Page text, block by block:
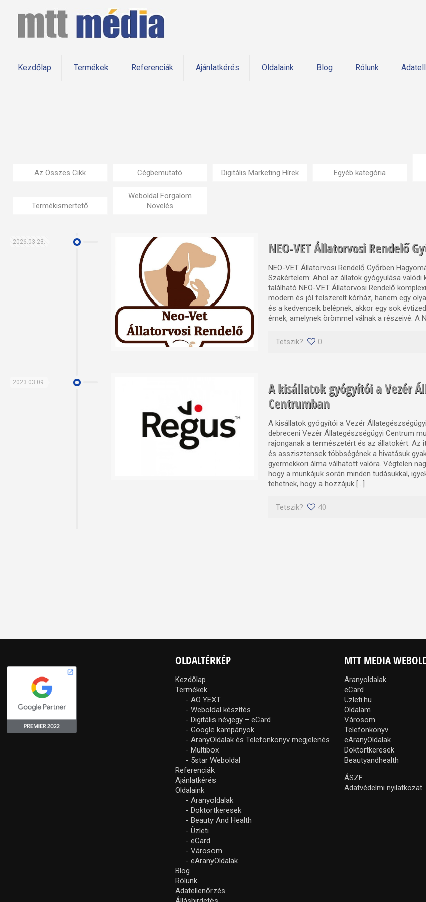
Kezdőlap Termékek Referenciák Ajánlatkérés Oldalaink Blog Rólunk
Az Összes Cikk Cégbemutató Digitális Marketing Hírek Egyéb kategória
Termékismertető
Weboldal Forgalom
Növelés
2026.03.23. NEO-VET Állatorvosi Rendelő
NEO-VET Állatorvosi Rendelő Győrben
Szakértelem: Ahol az állatok gyógyulása valódi
található NEO-VET Állatorvosi Rendelő
modern és jól felszerelt kórház, hanem egy
és a kedvenceik belépnek, akkor egy sok
érnek, amelynek örömmel válnak a részeivé. A
Tetszik? 0
2023.03.09.
A kisállatok gyógyítói a Vezér
Centrumban
A kisállatok gyógyítói a Vezér
debreceni Vezér Állategészségügyi Centrum
rajonganak a természetért és az állatokért. Az
és asszisztensek többségének a hivatásuk
gyermekkori álma válhatott valóra. Végtelen
hogy a munkájuk során minden tudásukkal,
tehetnek, hogy a hozzájuk […]
Tetszik? 40
OLDALTÉRKÉP
Kezdőlap
Termékek
AO YEXT
Weboldal készítés
Digitális névjegy – eCard
Google kampányok
AranyOldalak és Telefonkönyv megjelenés
Multibox
5star Weboldal
Referenciák
Ajánlatkérés
Oldalaink
Aranyoldalak
Doktortkeresek
Beauty And Health
Üzleti
eCard
Városom
eAranyOldalak
Blog
Rólunk
Adatellenőrzés
MTT MEDIA
Aranyoldalak
eCard
Üzleti.hu
Oldalam
Városom
Telefonkönyv
eAranyOldalak
Doktortkeresek
Beautyandhealth
ÁSZF
Adatvédelmi nyilatkozat